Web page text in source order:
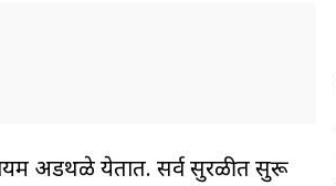
अडथळे येतात. सर्व सुरळीत सुरू